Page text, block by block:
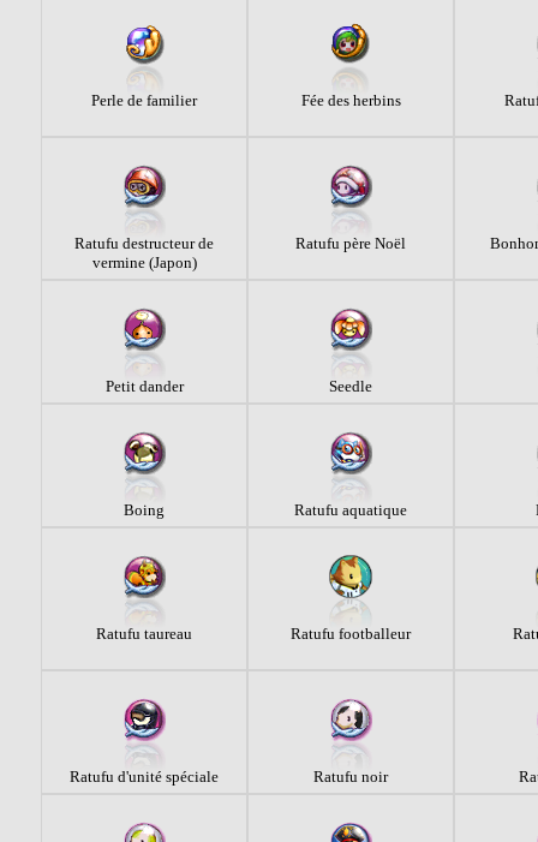
Perle de familier Fée des herbins
Ratufu destructeur de
vermine (Japon)
Ratufu père Noël
Petit dander Seedle
Boing Ratufu aquatique
Ratufu taureau Ratufu footballeur
Ratufu d'unité spéciale Ratufu noir